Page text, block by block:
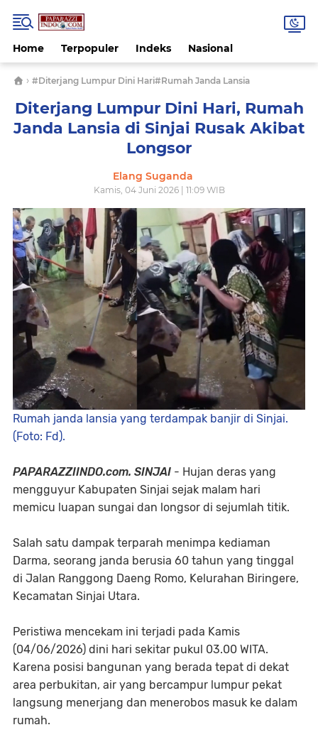
Home Terpopuler Indeks Nasional
› #Diterjang Lumpur Dini Hari#Rumah Janda Lansia
Diterjang Lumpur Dini Hari, Rumah
Janda Lansia di Sinjai Rusak Akibat
Longsor
Elang Suganda
Kamis, 04 Juni 2026 | 11:09 WIB
Rumah janda lansia yang terdampak banjir di Sinjai.
(Foto: Fd).
PAPARAZZIINDO.com. SINJAI - Hujan deras yang
mengguyur Kabupaten Sinjai sejak malam hari
memicu luapan sungai dan longsor di sejumlah titik.
Salah satu dampak terparah menimpa kediaman
Darma, seorang janda berusia 60 tahun yang tinggal
di Jalan Ranggong Daeng Romo, Kelurahan Biringere,
Kecamatan Sinjai Utara.
Peristiwa mencekam ini terjadi pada Kamis
(04/06/2026) dini hari sekitar pukul 03.00 WITA.
Karena posisi bangunan yang berada tepat di dekat
area perbukitan, air yang bercampur lumpur pekat
langsung menerjang dan menerobos masuk ke dalam
rumah.